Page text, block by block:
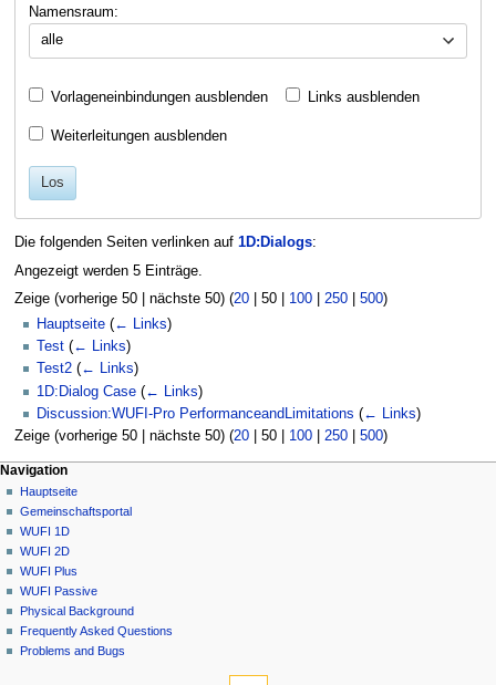
Namensraum:
alle
Vorlageneinbindungen ausblenden Links ausblenden
Weiterleitungen ausblenden
Los
Die folgenden Seiten verlinken auf 1D:Dialogs:
Angezeigt werden 5 Einträge.
Zeige (vorherige 50| nächste 50) (20| 50| 100| 250| 500)
Hauptseite (← Links)
Test (← Links)
Test2 (← Links)
1D:Dialog Case (← Links)
Discussion:WUFI-Pro PerformanceandLimitations (← Links)
Zeige (vorherige 50| nächste 50) (20| 50| 100| 250| 500)
N
a
v
g
a
Seitenaktionen
1D
Diskussion
Lesen
Quelltext
anzeigen
Versionsgeschichte
Meine Werkzeuge
Anmelden
Navigation
Hauptseite
Gemeinschafts­portal
WUFI 1D
WUFI 2D
WUFI Plus
WUFI Passive
Physical Background
Frequently Asked Questions
Problems and Bugs